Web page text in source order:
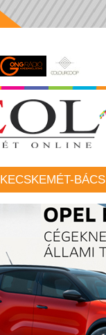
KECSKEMÉT-BÁCS